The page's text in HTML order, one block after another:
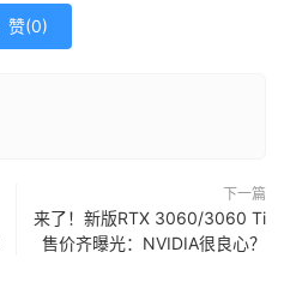
赞(0)
下一篇
来了！新版RTX 3060/3060 Ti
售价齐曝光：NVIDIA很良心？